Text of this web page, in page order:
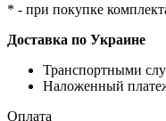
* - при покупке
Доставка по Украине
Транспортными
Наложенный
Оплата